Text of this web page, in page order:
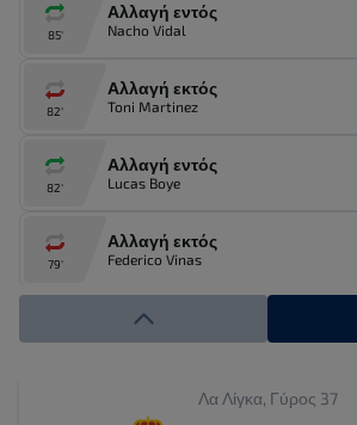
85'
Αλλαγή εντός
Nacho Vidal
82'
Αλλαγή εκτός
Toni Martinez
82'
Αλλαγή εντός
Lucas Boye
79'
Αλλαγή εκτός
Federico Vinas
79'
Αλλαγή εντός
Αλλαγή εκτόςΛα Λίγκα, Γύρος 37